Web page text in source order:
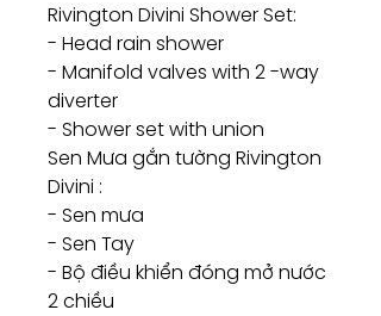
Rivington Divini Shower Set:
- Head rain shower
- Manifold valves with 2 -way
diverter
- Shower set with union
Sen Mưa gắn tường Rivington
Divini :
- Sen mưa
- Sen Tay
- Bộ điều khiển đóng mở nước
2 chiều